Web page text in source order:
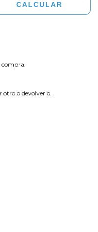
CALCULAR
otro o devolverlo.